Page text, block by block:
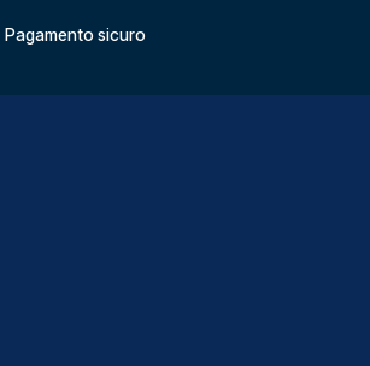
Pagamento sicuro